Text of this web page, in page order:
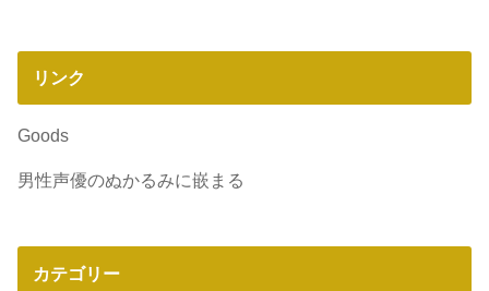
リンク
Goods
男性声優のぬかるみに嵌まる
カテゴリー